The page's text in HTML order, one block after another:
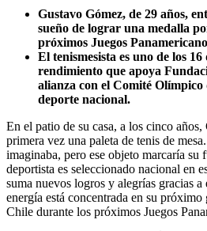
Gustavo Gómez, de 29 años,
sueño de lograr una medalla
próximos Juegos
El tenismesista es uno de los
rendimiento que apoya
alianza con el Comité
deporte nacional.
En el patio de su casa, a los cinco
primera vez una paleta de tenis de
imaginaba, pero ese objeto marcaría su
deportista es seleccionado nacional en
suma nuevos logros y alegrías gracias a
energía está concentrada en su próximo
Chile durante los próximos Juegos